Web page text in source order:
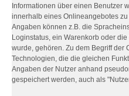
Informationen über einen Benutzer
innerhalb eines Onlineangebotes
Angaben können z.B. die
Loginstatus, ein Warenkorb oder
wurde, gehören. Zu dem Begriff der
Technologien, die die gleichen
Angaben der Nutzer anhand
gespeichert werden, auch als